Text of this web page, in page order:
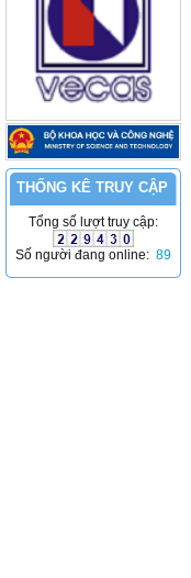
THỐNG KÊ TRUY CẬP
Tổng số lượt truy cập:
Số người đang online: 89